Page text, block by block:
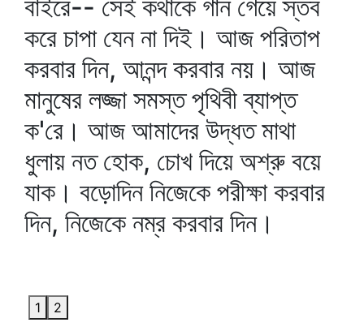
বাইরে-- সেই কথাকে গান গেয়ে স্তব
করে চাপা যেন না দিই। আজ পরিতাপ
করবার দিন, আনন্দ করবার নয়। আজ
মানুষের লজ্জা সমস্ত পৃথিবী ব্যাপ্ত
ক'রে। আজ আমাদের উদ্ধত মাথা
ধুলায় নত হোক, চোখ দিয়ে অশ্রু বয়ে
যাক। বড়োদিন নিজেকে পরীক্ষা করবার
দিন, নিজেকে নম্র করবার দিন।
1 2